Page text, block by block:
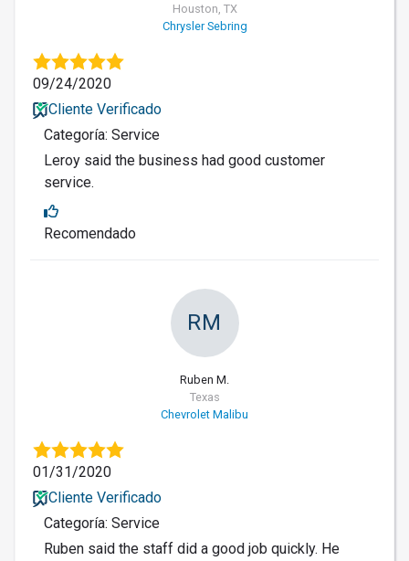
Houston, TX
Chrysler Sebring
09/24/2020
Cliente Verificado
Categoría: Service
Leroy said the business had good customer
service.
Recomendado
RM
Ruben M.
Texas
Chevrolet Malibu
01/31/2020
Cliente Verificado
Categoría: Service
Ruben said the staff did a good job quickly. He